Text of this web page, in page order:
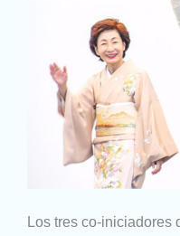
Los tres co-iniciadores